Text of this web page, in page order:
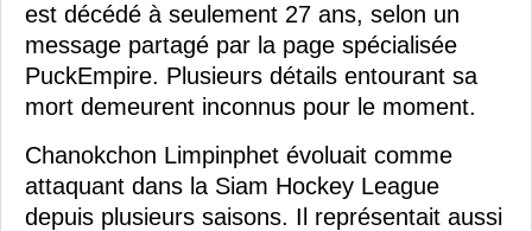
est décédé à seulement 27 ans, selon un
message partagé par la page spécialisée
PuckEmpire. Plusieurs détails entourant sa
mort demeurent inconnus pour le moment.
Chanokchon Limpinphet évoluait comme
attaquant dans la Siam Hockey League
depuis plusieurs saisons. Il représentait aussi